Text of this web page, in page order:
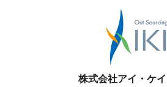
株式会社アイ・ケ